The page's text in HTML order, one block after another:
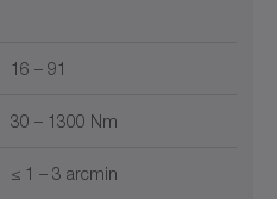
16 – 91
30 – 1300 Nm
≤ 1 – 3 arcmin